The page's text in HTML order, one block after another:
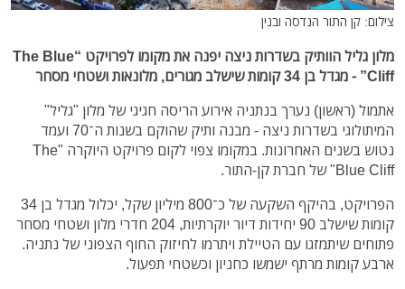
צילום: קן התור הנדסה ובנין
מלון גליל הוותיק בשדרות ניצה יפנה את מקומו לפרויקט “The Blue
Cliff” - מגדל בן 34 קומות שישלב מגורים, מלונאות ושטחי מסחר
אתמול (ראשון) נערך בנתניה אירוע הריסה חגיגי של מלון "גליל"
המיתולוגי בשדרות ניצה - מבנה ותיק שהוקם בשנות ה־70 ועמד
נטוש בשנים האחרונות. במקומו צפוי לקום פרויקט היוקרה "The
Blue Cliff" של חברת קן-התור.
הפרויקט, בהיקף השקעה של כ־800 מיליון שקל, יכלול מגדל בן 34
קומות שישלב 90 יחידות דיור יוקרתיות, 204 חדרי מלון ושטחי מסחר
פתוחים שיתמזגו עם הטיילת ויתרמו לחיזוק החוף הצפוני של נתניה.
ארבע קומות מרתף ישמשו כחניון וכשטחי תפעול.